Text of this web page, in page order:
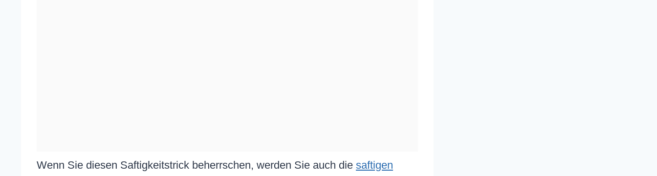
Wenn Sie diesen Saftigkeitstrick beherrschen, werden Sie auch die saftigen